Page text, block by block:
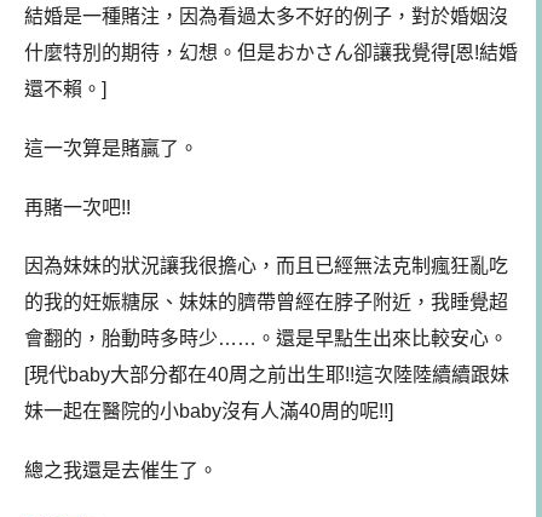
結婚是一種賭注，因為看過太多不好的例子，對於婚姻沒
什麼特別的期待，幻想。但是おかさん卻讓我覺得[恩!結婚
還不賴。]
這一次算是賭贏了。
再賭一次吧!!
因為妹妹的狀況讓我很擔心，而且已經無法克制瘋狂亂吃
的我的妊娠糖尿、妹妹的臍帶曾經在脖子附近，我睡覺超
會翻的，胎動時多時少……。還是早點生出來比較安心。
[現代baby大部分都在40周之前出生耶!!這次陸陸續續跟妹
妹一起在醫院的小baby沒有人滿40周的呢!!]
總之我還是去催生了。